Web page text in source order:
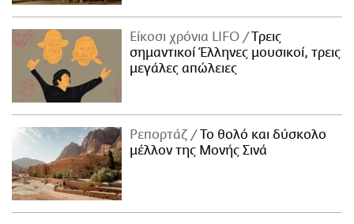
Είκοσι χρόνια LIFO
Tρεις
σημαντικοί Έλληνες μουσικοί, τρεις
μεγάλες απώλειες
Ρεπορτάζ
Το θολό και δύσκολο
μέλλον της Μονής Σινά